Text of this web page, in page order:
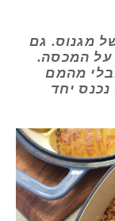
מגנוס. גם
על המכסה.
מהמם
יחד